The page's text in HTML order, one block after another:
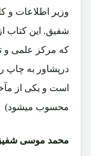
وزیر اطلاعات و
شفیق. این کتاب
درپشاور به چاپ
است و یکی از
محسوب میشود)
محمد موسی